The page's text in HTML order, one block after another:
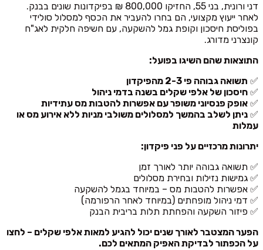
דני ורונית, בני 55, החזיקו 800,000 ₪ בפיקדונות שונים בבנק.
לאחר ייעוץ מקצועי, הם בחרו להעביר את הכסף למסלול סולידי
בפוליסת חיסכון וקופת גמל להשקעה, עם חשיפה חלקית לאג"ח
קונצרני מדורג.
התוצאות שהם השיגו בפועל:
✅ תשואה גבוהה פי 2-3 מהפיקדון
✅ חיסכון של אלפי שקלים בשנה בדמי ניהול
✅ אופק פנסיוני משופר עם אפשרות להטבות מס עתידיות
✅ ניתן לשלב בהמשך למסלולים משולבי מניות ללא אירוע מס או
עמלות
יתרונות מרכזיים על פני פיקדון:
✅ תשואה גבוהה יותר לאורך זמן
✅ גמישות נזילות ובחירת מסלולים
✅ אפשרות להטבות מס – במיוחד בגמל להשקעה
✅ דמי ניהול מופחתים (במיוחד לאחר הרפורמה)
✅ פיזור השקעה והפחתת תלות בריבית הבנק
הפער המצטבר לאורך שנים יכול להגיע למאות אלפי שקלים – לחצו
על הכפתור לבדיקת האפיק המתאים לכם.